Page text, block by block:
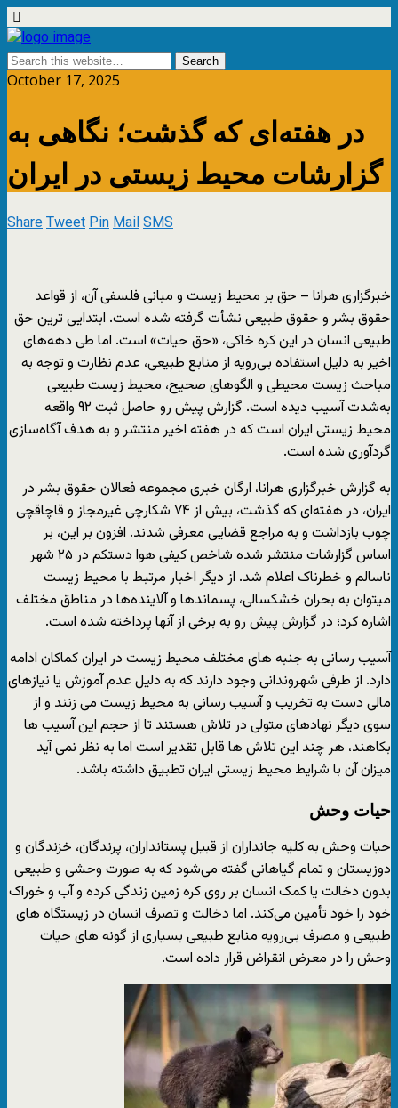
October 17, 2025
در هفته‌ای‌ که گذشت؛ نگاهی به
گزارشات محیط زیستی در ایران
ShareTweetPinMailSMS
خبرگزاری هرانا – حق بر محیط زیست و مبانی فلسفی آن، از قواعد
حقوق بشر و حقوق طبیعی نشأت گرفته شده است. ابتدایی ترین حق
طبیعی انسان در این کره خاکی، «حق حیات» است. اما طی دهه‌های
اخیر به دلیل استفاده بی‌رویه از منابع طبیعی، عدم نظارت و توجه به
مباحث زیست محیطی و الگوهای صحیح، محیط زیست طبیعی
به‌شدت آسیب دیده است. گزارش پیش رو حاصل ثبت ۹۲ واقعه
محیط زیستی ایران است که در هفته اخیر منتشر و به هدف آگاه‌سازی
گردآوری شده است.
به گزارش خبرگزاری هرانا، ارگان خبری مجموعه فعالان حقوق بشر در
ایران، در هفته‌‌ای که گذشت، بیش از ۷۴ شکارچی غیرمجاز و قاچاقچی
چوب بازداشت و به مراجع قضایی معرفی شدند. افزون بر این، بر
اساس گزارشات منتشر شده شاخص کیفی هوا دستکم در ۲۵ شهر
ناسالم و خطرناک اعلام شد. از دیگر اخبار مرتبط با محیط زیست
میتوان به بحران خشکسالی، پسماندها و آلاینده‌ها در مناطق مختلف
اشاره کرد؛ در گزارش پیش رو به برخی از آنها پرداخته شده است.
آسیب رسانی به جنبه های مختلف محیط زیست در ایران کماکان ادامه
دارد. از طرفی شهروندانی وجود دارند که به دلیل عدم آموزش یا نیازهای
مالی دست به تخریب و آسیب رسانی به محیط زیست می زنند و از
سوی دیگر نهادهای متولی در تلاش هستند تا از حجم این آسیب ها
بکاهند، هر چند این تلاش ها قابل تقدیر است اما به نظر نمی آید
میزان آن با شرایط محیط زیستی ایران تطبیق داشته باشد.
حیات وحش
حیات‌ وحش به کلیه جانداران از قبیل پستانداران، پرندگان، خزندگان و
دوزیستان و تمام گیاهانی گفته می‌شود که به صورت وحشی و طبیعی
بدون دخالت یا کمک انسان بر روی کره زمین زندگی کرده و آب و خوراک
خود را خود تأمین می‌کند. اما دخالت و تصرف انسان در زیستگاه های
طبیعی و مصرف بی‌رویه منابع طبیعی بسیاری از گونه های حیات
وحش را در معرض انقراض قرار داده است.